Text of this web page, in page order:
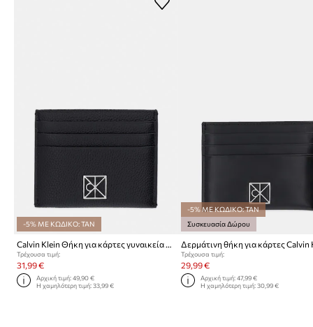
-5% ΜΕ ΚΩΔΙΚΟ: TAN
Calvin Klein Θήκη για κάρτες γυναικεία δερμάτινη
Τρέχουσα τιμή:
31,99 €
Αρχική τιμή:49,90 €
Η χαμηλότερη τιμή:33,99 €
-5% ΜΕ ΚΩΔΙΚΟ: TAN
Συσκευασία Δώρου
Δερμάτινη θήκη για κάρτες Calvin
Τρέχουσα τιμή:
29,99 €
Αρχική τιμή: 47,99 €
Η χαμηλότερη τιμή: 30,99 €